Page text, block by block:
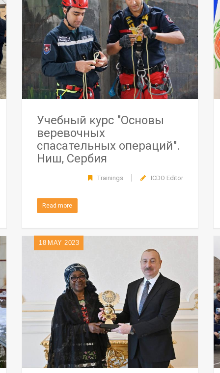
Учебный курс "Основы
веревочных
спасательных операций".
Ниш, Сербия
Trainings ICDO Editor
Read more
18 MAY 2023